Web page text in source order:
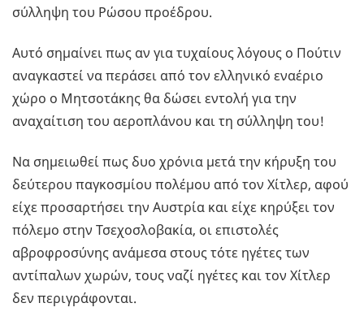
σύλληψη του Ρώσου προέδρου.
Αυτό σημαίνει πως αν για τυχαίους λόγους ο Πούτιν
αναγκαστεί να περάσει από τον ελληνικό εναέριο
χώρο ο Μητσοτάκης θα δώσει εντολή για την
αναχαίτιση του αεροπλάνου και τη σύλληψη του!
Να σημειωθεί πως δυο χρόνια μετά την κήρυξη του
δεύτερου παγκοσμίου πολέμου από τον Χίτλερ, αφού
είχε προσαρτήσει την Αυστρία και είχε κηρύξει τον
πόλεμο στην Τσεχοσλοβακία, οι επιστολές
αβροφροσύνης ανάμεσα στους τότε ηγέτες των
αντίπαλων χωρών, τους ναζί ηγέτες και τον Χίτλερ
δεν περιγράφονται.